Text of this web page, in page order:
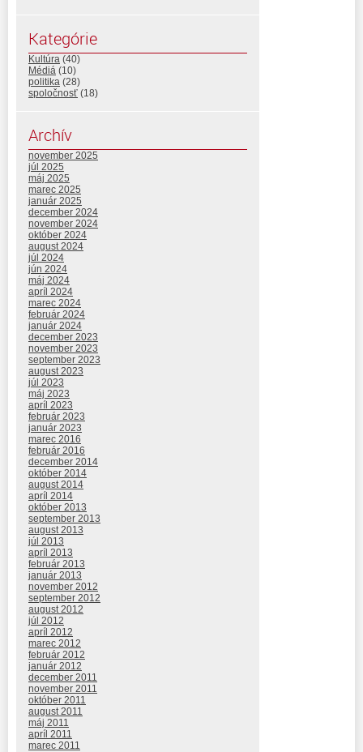
Kategórie
Kultúra (40)
Médiá (10)
politika (28)
spoločnosť (18)
Archív
november 2025
júl 2025
máj 2025
marec 2025
január 2025
december 2024
november 2024
október 2024
august 2024
júl 2024
jún 2024
máj 2024
apríl 2024
marec 2024
február 2024
január 2024
december 2023
november 2023
september 2023
august 2023
júl 2023
máj 2023
apríl 2023
február 2023
január 2023
marec 2016
február 2016
december 2014
október 2014
august 2014
apríl 2014
október 2013
september 2013
august 2013
júl 2013
apríl 2013
február 2013
január 2013
november 2012
september 2012
august 2012
júl 2012
apríl 2012
marec 2012
február 2012
január 2012
december 2011
november 2011
október 2011
august 2011
máj 2011
apríl 2011
marec 2011